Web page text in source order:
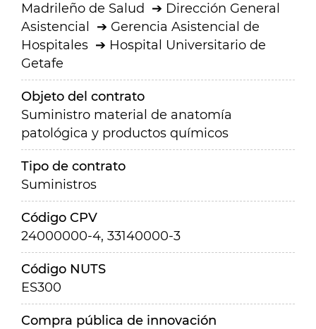
Madrileño de Salud
Dirección General
Asistencial
Gerencia Asistencial de
Hospitales
Hospital Universitario de
Getafe
Objeto del contrato
Suministro material de anatomía
patológica y productos químicos
Tipo de contrato
Suministros
Código CPV
24000000-4, 33140000-3
Código NUTS
ES300
Compra pública de innovación